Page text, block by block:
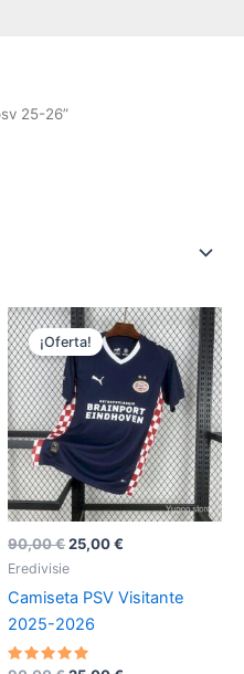
25-26”
90,00€El
original
era:
90,00 €.
25,00€
es:
¡Oferta!
Eredivisie
Camiseta PSV Visitante
2025-2026